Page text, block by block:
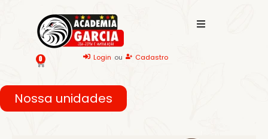
0 Login ou Cadastro
Nossa unidades